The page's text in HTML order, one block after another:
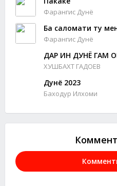
Фарангис Дунё
Ба саломати ту
Фарангис Дунё
ДАР ИН ДУНЁ ГАМ
ХУШБАХТ ГАДОЕВ
Дунё 2023
Баходур Илхоми